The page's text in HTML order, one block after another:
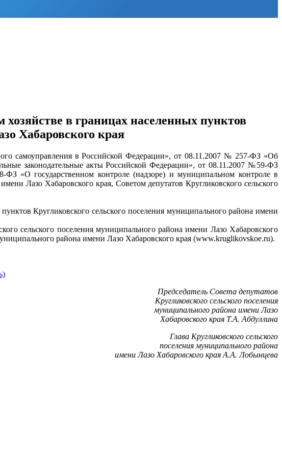
в границах населенных пунктов
Хабаровского края
самоуправления в Российской Федерации», от 08.11.2007 № 257-ФЗ «Об
законодательные акты Российской Федерации», от 08.11.2007 №59-ФЗ
ФЗ «О государственном контроле (надзоре) и муниципальном контроле в
Лазо Хабаровского края, Советом депутатов Кругликовского сельского
Кругликовского сельского поселения муниципального района имени
сельского поселения муниципального района имени Лазо Хабаровского
района имени Лазо Хабаровского края (www.kruglikovskoe.ru).
Председатель Совета депутатов
Кругликовского сельского поселения
муниципального района имени Лазо
Хабаровского края Т.А. Абдуллина
Глава Кругликовского сельского
поселения муниципального района
имени Лазо Хабаровского края А.А. Лобынцева